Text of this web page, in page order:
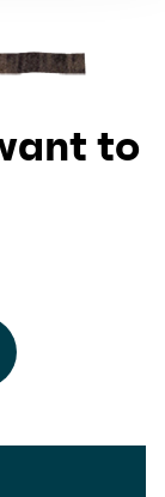
to